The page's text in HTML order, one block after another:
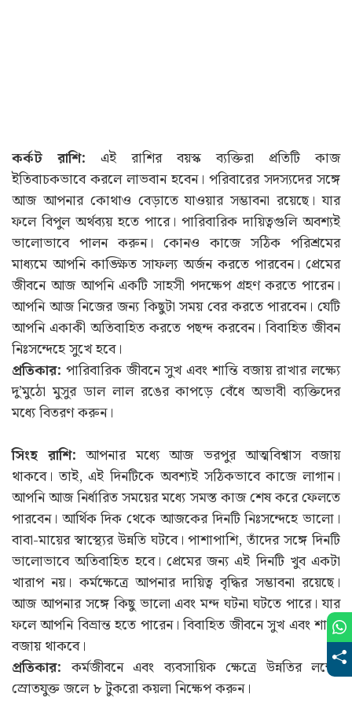
কর্কট রাশি: এই রাশির বয়স্ক ব্যক্তিরা প্রতিটি কাজ
ইতিবাচকভাবে করলে লাভবান হবেন। পরিবারের সদস্যদের সঙ্গে
আজ আপনার কোথাও বেড়াতে যাওয়ার সম্ভাবনা রয়েছে। যার
ফলে বিপুল অর্থব্যয় হতে পারে। পারিবারিক দায়িত্বগুলি অবশ্যই
ভালোভাবে পালন করুন। কোনও কাজে সঠিক পরিশ্রমের
মাধ্যমে আপনি কাঙ্ক্ষিত সাফল্য অর্জন করতে পারবেন। প্রেমের
জীবনে আজ আপনি একটি সাহসী পদক্ষেপ গ্রহণ করতে পারেন।
আপনি আজ নিজের জন্য কিছুটা সময় বের করতে পারবেন। যেটি
আপনি একাকী অতিবাহিত করতে পছন্দ করবেন। বিবাহিত জীবন
নিঃসন্দেহে সুখে হবে।
প্রতিকার: পারিবারিক জীবনে সুখ এবং শান্তি বজায় রাখার লক্ষ্যে
দু’মুঠো মুসুর ডাল লাল রঙের কাপড়ে বেঁধে অভাবী ব্যক্তিদের
মধ্যে বিতরণ করুন।
সিংহ রাশি: আপনার মধ্যে আজ ভরপুর আত্মবিশ্বাস বজায়
থাকবে। তাই, এই দিনটিকে অবশ্যই সঠিকভাবে কাজে লাগান।
আপনি আজ নির্ধারিত সময়ের মধ্যে সমস্ত কাজ শেষ করে ফেলতে
পারবেন। আর্থিক দিক থেকে আজকের দিনটি নিঃসন্দেহে ভালো।
বাবা-মায়ের স্বাস্থ্যের উন্নতি ঘটবে। পাশাপাশি, তাঁদের সঙ্গে দিনটি
ভালোভাবে অতিবাহিত হবে। প্রেমের জন্য এই দিনটি খুব একটা
খারাপ নয়। কর্মক্ষেত্রে আপনার দায়িত্ব বৃদ্ধির সম্ভাবনা রয়েছে।
আজ আপনার সঙ্গে কিছু ভালো এবং মন্দ ঘটনা ঘটতে পারে। যার
ফলে আপনি বিভ্রান্ত হতে পারেন। বিবাহিত জীবনে সুখ এবং শান্তি
বজায় থাকবে।
প্রতিকার: কর্মজীবনে এবং ব্যবসায়িক ক্ষেত্রে উন্নতির লক্ষ্যে
স্রোতযুক্ত জলে ৮ টুকরো কয়লা নিক্ষেপ করুন।